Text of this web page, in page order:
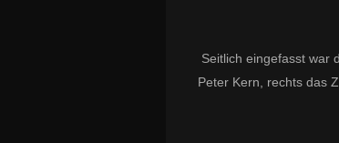
Seitlich eingefasst war
Peter Kern, rechts das